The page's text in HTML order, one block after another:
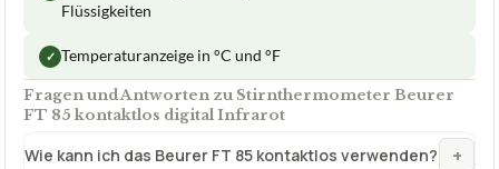
Flüssigkeiten
✓ Temperaturanzeige in °C und °F
Fragen und Antworten zu Stirnthermometer Beurer
FT 85 kontaktlos digital Infrarot
Wie kann ich das Beurer FT 85 kontaktlos verwenden? +